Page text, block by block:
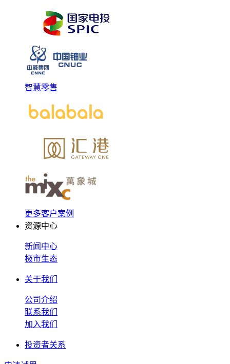
智慧零售
更多客户案例
资源中心
新闻中心
极市生态
关于我们
公司介绍
联系我们
加入我们
投资者关系